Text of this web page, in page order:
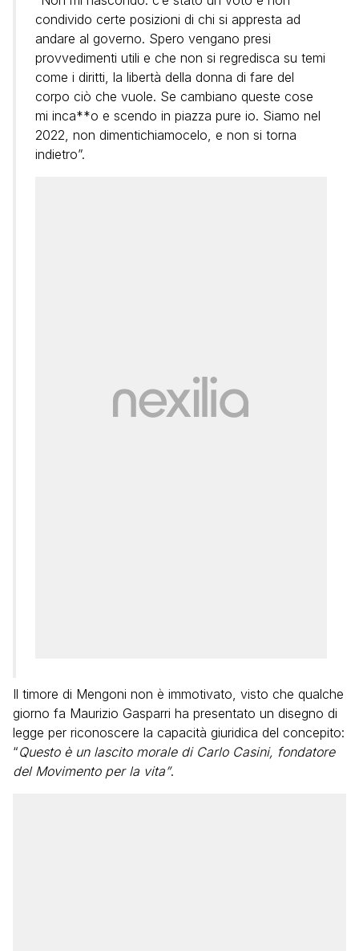
condivido certe posizioni di chi si appresta ad
andare al governo. Spero vengano presi
provvedimenti utili e che non si regredisca su temi
come i diritti, la libertà della donna di fare del
corpo ciò che vuole. Se cambiano queste cose
mi inca**o e scendo in piazza pure io. Siamo nel
2022, non dimentichiamocelo, e non si torna
indietro”.
Il timore di Mengoni non è immotivato, visto che qualche
giorno fa Maurizio Gasparri ha presentato un disegno di
legge per riconoscere la capacità giuridica del concepito:
“Questo è un lascito morale di Carlo Casini, fondatore
del Movimento per la vita”.